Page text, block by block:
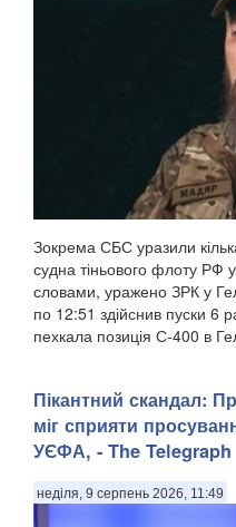
Зокрема СБС уразили
судна тіньового флоту РФ
словами, уражено ЗРК у
по 12:51 здійснив пуски 6
пехкала позиція С-400 в
Пікантний скандал:
міг сприяти
УЄФА, - The Telegraph
неділя, 9 серпень 2026, 11:49